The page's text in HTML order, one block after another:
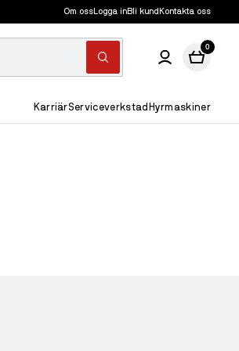
Om ossLogga inBli kund Kontakta oss
0
KarriärServiceverkstad Hyrmaskiner